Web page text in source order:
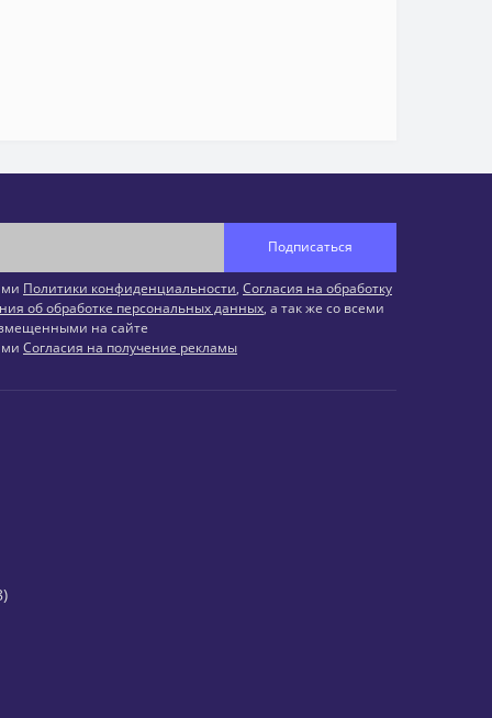
Подписаться
Политики конфиденциальности, Согласия на обработку
об обработке персональных данных, а так же со всеми
на сайте
Согласия на получение рекламы